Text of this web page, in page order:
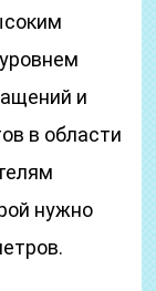
и
в области
нужно